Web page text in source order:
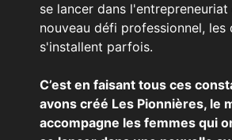
se lancer dans l'entrepreneuriat
nouveau défi professionnel, les
s'installent parfois.
C’est en faisant tous ces
avons créé Les Pionnières, le
accompagne les femmes qui